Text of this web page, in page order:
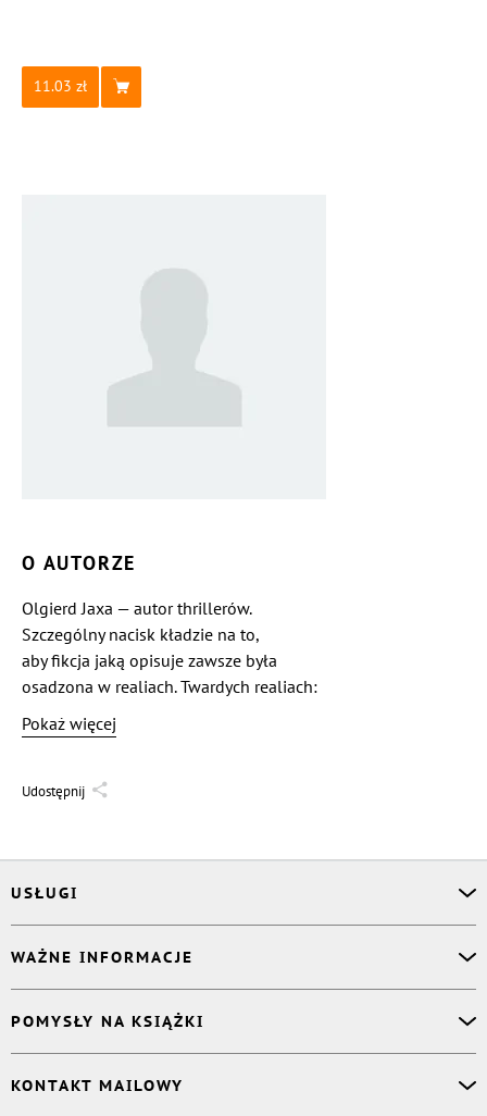
11.03
O AUTORZE
Olgierd Jaxa — autor thrillerów.
Szczególny nacisk kładzie na to,
aby fikcja jaką opisuje zawsze była
osadzona w realiach. Twardych realiach:
prawnych, technicznych
i psychologicznych.
Pokaż więcej
Udostępnij
USŁUGI
Korektor
Projektant okładki
Druk Twojej książki
Publikacja
WAŻNE INFORMACJE
Książki Ridero
Pomoc
Polityka prywatności
POMYSŁY NA KSIĄŻKI
Dzienniczek malucha
KONTAKT MAILOWY